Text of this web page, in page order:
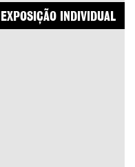
EXPOSIÇÃO INDIVIDUAL